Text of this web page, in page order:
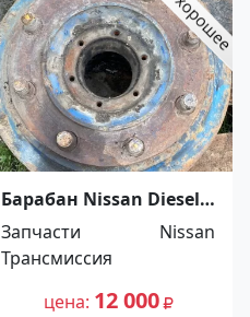
Барабан Nissan Diesel
Condor передний
Краснодар
Запчасти
Nissan
Трансмиссия
цена 12 000